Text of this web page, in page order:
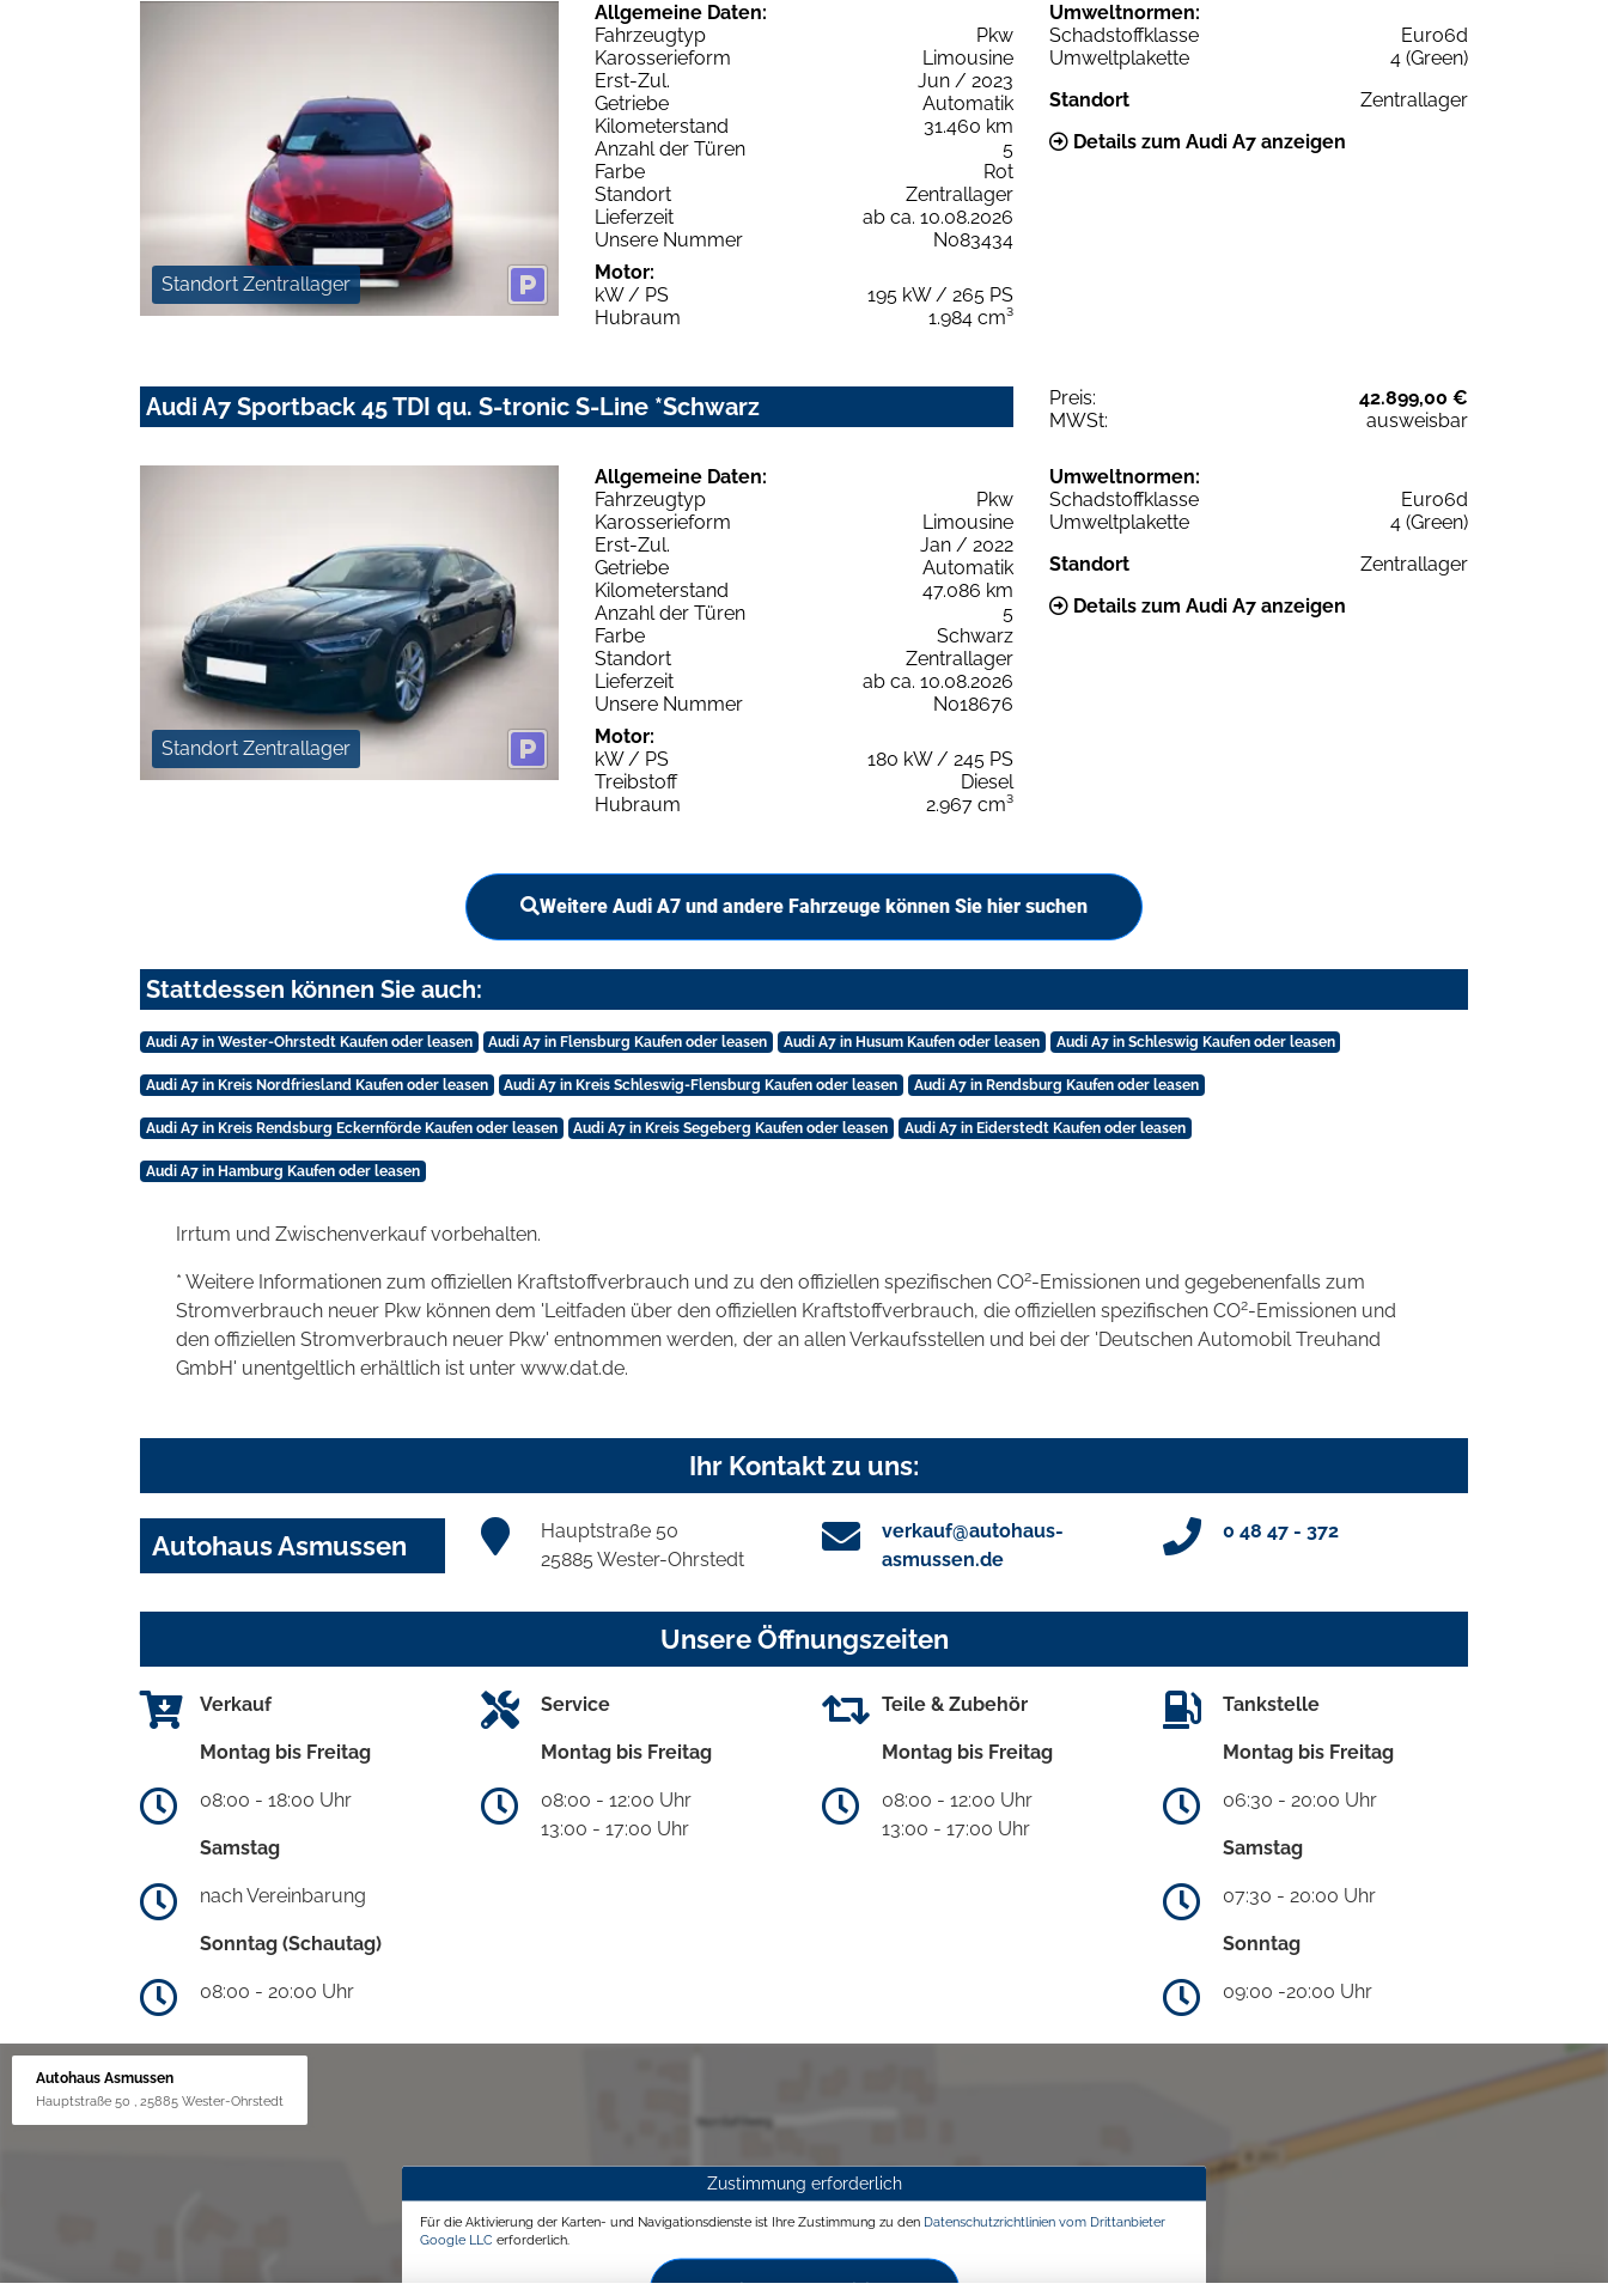
Standort Zentrallager
Allgemeine Daten:
Fahrzeugtyp
Pkw
Karosserieform
Limousine
Erst-Zul.
Jun / 2023
Getriebe
Automatik
Kilometerstand
31.460 km
Anzahl der Türen
5
Farbe
Rot
Standort
Zentrallager
Lieferzeit
ab ca. 10.08.2026
Unsere Nummer
N083434
Motor:
kW / PS
195 kW / 265 PS
Hubraum
1.984 cm³
Umweltnormen:
Schadstoffklasse
Euro6d
Umweltplakette
4 (Green)
Standort
Zentrallager
Details zum Audi A7 anzeigen
Audi A7 Sportback 45 TDI qu. S-tronic S-Line *Schwarz Preis:
42.899,00 €
MWSt:
ausweisbar
Standort Zentrallager
Allgemeine Daten:
Fahrzeugtyp
Pkw
Karosserieform
Limousine
Erst-Zul.
Jan / 2022
Getriebe
Automatik
Kilometerstand
47.086 km
Anzahl der Türen
5
Farbe
Schwarz
Standort
Zentrallager
Lieferzeit
ab ca. 10.08.2026
Unsere Nummer
N018676
Motor:
kW / PS
180 kW / 245 PS
Treibstoff
Diesel
Hubraum
2.967 cm³
Umweltnormen:
Schadstoffklasse
Euro6d
Umweltplakette
4 (Green)
Standort
Zentrallager
Details zum Audi A7 anzeigen
Weitere Audi A7 und andere Fahrzeuge können Sie hier suchen
Stattdessen können Sie auch:
Audi A7 in Wester-Ohrstedt Kaufen oder leasen Audi A7 in Flensburg Kaufen oder leasen Audi A7 in Husum Kaufen oder leasen Audi A7 in Schleswig Kaufen oder leasen
Audi A7 in Kreis Nordfriesland Kaufen oder leasen Audi A7 in Kreis Schleswig-Flensburg Kaufen oder leasen Audi A7 in Rendsburg Kaufen oder leasen
Audi A7 in Kreis Rendsburg Eckernförde Kaufen oder leasen Audi A7 in Kreis Segeberg Kaufen oder leasen Audi A7 in Eiderstedt Kaufen oder leasen
Audi A7 in Hamburg Kaufen oder leasen
Irrtum und Zwischenverkauf vorbehalten.
* Weitere Informationen zum offiziellen Kraftstoffverbrauch und zu den offiziellen spezifischen CO2-Emissionen und gegebenenfalls zum
Stromverbrauch neuer Pkw können dem 'Leitfaden über den offiziellen Kraftstoffverbrauch, die offiziellen spezifischen CO2-Emissionen und
den offiziellen Stromverbrauch neuer Pkw' entnommen werden, der an allen Verkaufsstellen und bei der 'Deutschen Automobil Treuhand
GmbH' unentgeltlich erhältlich ist unter www.dat.de.
Ihr Kontakt zu uns:
Autohaus Asmussen
Hauptstraße 50
25885 Wester-Ohrstedt
verkauf@autohaus-
asmussen.de
0 48 47 - 372
Unsere Öffnungszeiten
Verkauf
Montag bis Freitag
08:00 - 18:00 Uhr
Samstag
nach Vereinbarung
Sonntag (Schautag)
08:00 - 20:00 Uhr
Service
Montag bis Freitag
08:00 - 12:00 Uhr
13:00 - 17:00 Uhr
Teile & Zubehör
Montag bis Freitag
08:00 - 12:00 Uhr
13:00 - 17:00 Uhr
Tankstelle
Montag bis Freitag
06:30 - 20:00 Uhr
Samstag
07:30 - 20:00 Uhr
Sonntag
09:00 -20:00 Uhr
Autohaus Asmussen
Hauptstraße 50 , 25885 Wester-Ohrstedt
Zustimmung erforderlich
Für die Aktivierung der Karten- und Navigationsdienste ist Ihre Zustimmung zu den Datenschutzrichtlinien vom Drittanbieter
Google LLC erforderlich.